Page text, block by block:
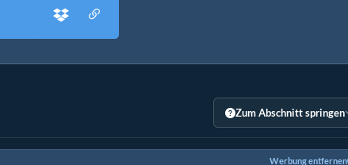
Zum Abschnitt springen
Werbung entfernen